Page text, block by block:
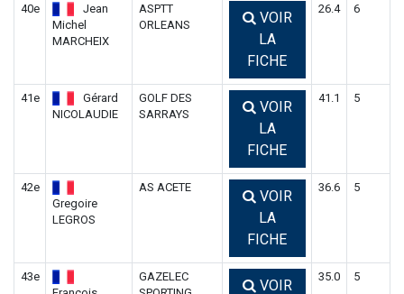
40e
Jean
Michel
MARCHEIX
ASPTT
ORLEANS
VOIR
LA
FICHE
26.4 6
41e
Gérard
NICOLAUDIE
GOLF DES
SARRAYS
VOIR
LA
FICHE
41.1 5
42e
Gregoire
LEGROS
AS ACETE
VOIR
LA
FICHE
36.6 5
43e
GAZELEC
VOIR
35.0 5